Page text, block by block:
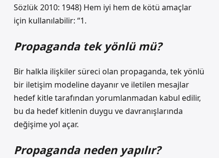
Sözlük 2010: 1948) Hem iyi hem de kötü amaçlar
için kullanılabilir: “1.
Propaganda tek yönlü mü?
Bir halkla ilişkiler süreci olan propaganda, tek yönlü
bir iletişim modeline dayanır ve iletilen mesajlar
hedef kitle tarafından yorumlanmadan kabul edilir,
bu da hedef kitlenin duygu ve davranışlarında
değişime yol açar.
Propaganda neden yapılır?